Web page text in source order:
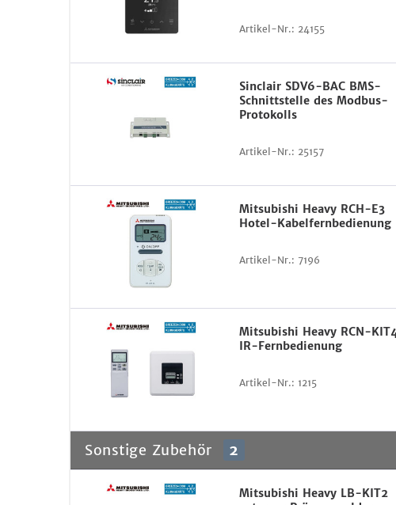
Artikel-Nr.: 24155
Sinclair SDV6-BAC BMS-
Schnittstelle des Modbus-
Protokolls
Artikel-Nr.: 25157
Mitsubishi Heavy RCH-E3
Hotel-Kabelfernbedienung
Artikel-Nr.: 7196
Mitsubishi Heavy RCN-
IR-Fernbedienung
Artikel-Nr.: 1215
Sonstige Zubehör 2
Mitsubishi Heavy LB-KIT2